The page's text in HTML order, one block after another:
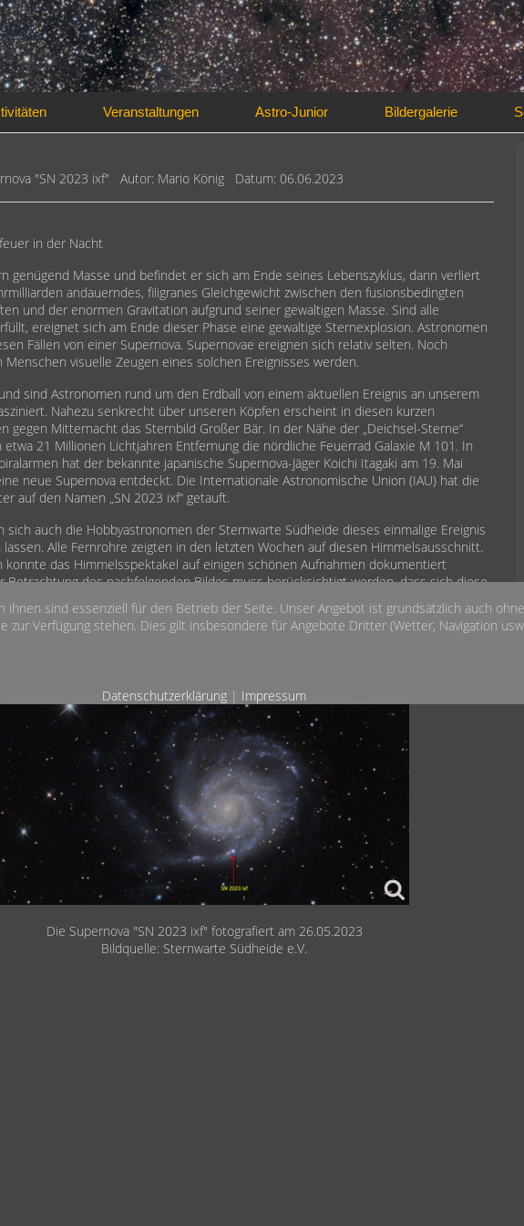
Veranstaltungen Astro-Junior Bildergalerie
"SN 2023 ixf" Autor: Mario König Datum: 06.06.2023
in der Nacht
genügend Masse und befindet er sich am Ende seines Lebenszyklus, dann verliert
andauerndes, filigranes Gleichgewicht zwischen den fusionsbedingten
und der enormen Gravitation aufgrund seiner gewaltigen Masse. Sind alle
ereignet sich am Ende dieser Phase eine gewaltige Sternexplosion. Astronomen
Fällen von einer Supernova. Supernovae ereignen sich relativ selten. Noch
visuelle Zeugen eines solchen Ereignisses werden.
sind Astronomen rund um den Erdball von einem aktuellen Ereignis an unserem
Nahezu senkrecht über unseren Köpfen erscheint in diesen kurzen
gegen Mitternacht das Sternbild Großer Bär. In der Nähe der „Deichsel-Sterne“
21 Millionen Lichtjahren Entfernung die nördliche Feuerrad Galaxie M 101. In
hat der bekannte japanische Supernova-Jäger Koichi Itagaki am 19. Mai
neue Supernova entdeckt. Die Internationale Astronomische Union (IAU) hat die
auf den Namen „SN 2023 ixf“ getauft.
sich auch die Hobbyastronomen der Sternwarte Südheide dieses einmalige Ereignis
Alle Fernrohre zeigten in den letzten Wochen auf diesen Himmelsausschnitt.
konnte das Himmelsspektakel auf einigen schönen Aufnahmen dokumentiert
Betrachtung des nachfolgenden Bildes muss berücksichtigt werden, dass sich diese
21 Millionen Lichtjahren Entfernung ereignet hat. Das Licht benötigte also 21
bis es die Erde erreichte. Insofern werden wir heute Zeuge eines längst vergangenen
Die Supernova "SN 2023 ixf" fotografiert am 26.05.2023
Bildquelle: Sternwarte Südheide e.V.
sind essenziell für den Betrieb der Seite. Unser Angebot ist grundsätzlich auch
Verfügung stehen. Dies gilt insbesondere für Angebote Dritter (Wetter, Navigation
Datenschutzerklärung | Impressum